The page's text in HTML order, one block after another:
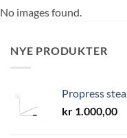
No images found.
NYE PRODUKTER
Propress
kr 1.000,00